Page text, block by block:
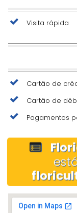
Visita rápida
Cartão de
Cartão de
Pagamentos